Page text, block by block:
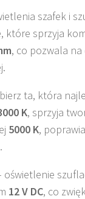
szafek i
które sprzyja
, co pozwala
ta, która
K, sprzyja
5000 K,
oświetlenie
12 V DC, co